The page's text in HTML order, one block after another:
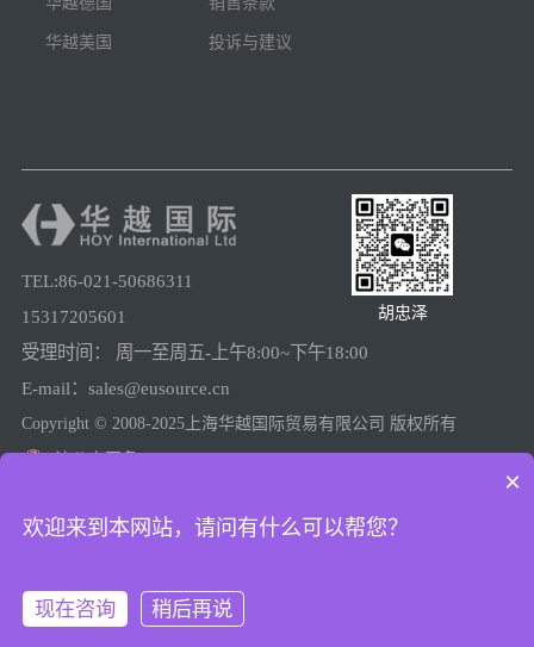
华越美国 投诉与建议
TEL:86-021-50686311
15317205601
受理时间： 周一至周五-上午8:00~下午18:00
E-mail：sales@eusource.cn
胡忠泽
Copyright © 2008-2025上海华越国际贸易有限公司 版权所有
上海工商
×
欢迎来到本网站，请问有什么可以帮您？
现在咨询
稍后再说
在线咨询